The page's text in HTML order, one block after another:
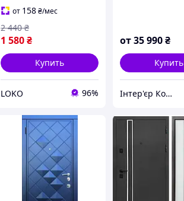
от 158₴/мес
1 580₴
2 440 ₴
Купить
LOKO 96%
от35 990₴
Купить
Інтер'єр Комплекс